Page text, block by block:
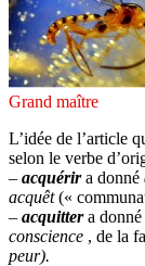
Grand maître
L’idée de l’article
selon le verbe
– acquérir a donné
acquêt(«
– acquitter a donné
conscience , de la
peur).